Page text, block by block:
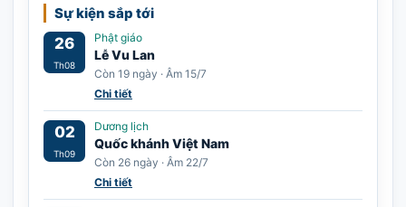
Sự kiện sắp tới
26
Th08
Phật giáo
Lễ Vu Lan
Còn 19 ngày · Âm 15/7
Chi tiết
02
Th09
Dương lịch
Quốc khánh Việt Nam
Còn 26 ngày · Âm 22/7
Chi tiết